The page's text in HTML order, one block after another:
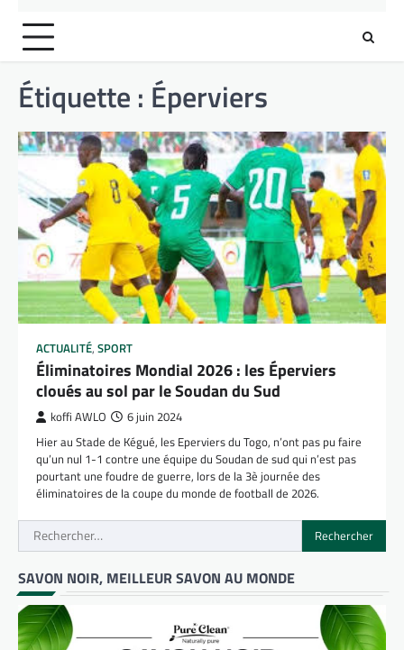
Étiquette : Éperviers
ACTUALITÉ, SPORT
Éliminatoires Mondial 2026 : les Éperviers
cloués au sol par le Soudan du Sud
koffi AWLO 6 juin 2024
Hier au Stade de Kégué, les Eperviers du Togo, n’ont pas pu faire
qu’un nul 1-1 contre une équipe du Soudan de sud qui n’est pas
pourtant une foudre de guerre, lors de la 3è journée des
éliminatoires de la coupe du monde de football de 2026.
Rechercher :
SAVON NOIR, MEILLEUR SAVON AU MONDE